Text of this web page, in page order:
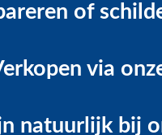
of
via
natuurlijk bij